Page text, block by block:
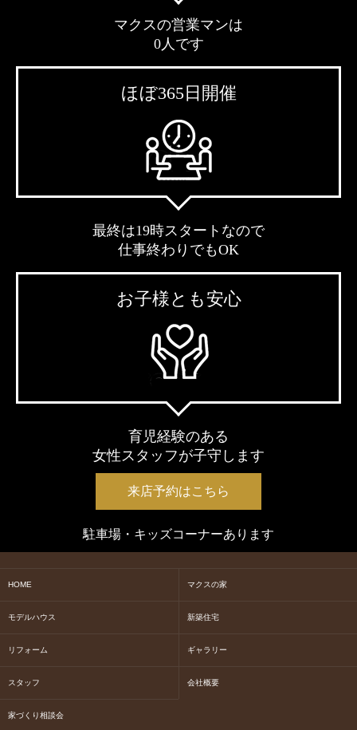
マクスの営業マンは
0人です
ほぼ365日開催
最終は19時スタートなので
仕事終わりでもOK
お子様とも安心
育児経験のある
女性スタッフが子守します
来店予約はこちら
駐車場・キッズコーナーあります
HOME マクスの家
モデルハウス 新築住宅
リフォーム ギャラリー
スタッフ 会社概要
家づくり相談会